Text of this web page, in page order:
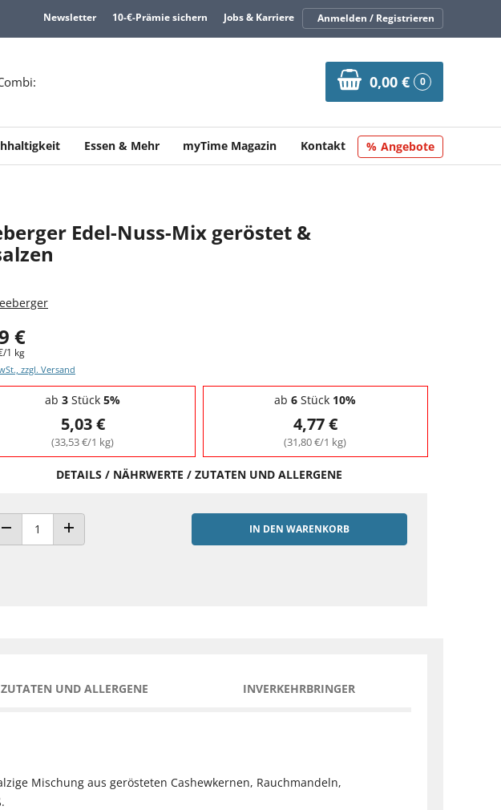
Newsletter 10-€-Prämie sichern Jobs & Karriere Anmelden / Registrieren
0,00 € 0
Essen & Mehr myTime Magazin Kontakt Angebote
Edel-Nuss-Mix geröstet &
€
1 kg
zzgl. Versand
- Mengenrabatt
ab 3 Stück 5%
5,03 €
(33,53 €/1 kg)
ab 6 Stück 10%
4,77 €
(31,80 €/1 kg)
DETAILS / NÄHRWERTE / ZUTATEN UND ALLERGENE
ANZAHL VERRINGERNANZAHL ERHÖHEN
IN DEN WARENKORB
ZUTATEN UND ALLERGENE INVERKEHRBRINGER
Mischung aus gerösteten Cashewkernen, Rauchmandeln,